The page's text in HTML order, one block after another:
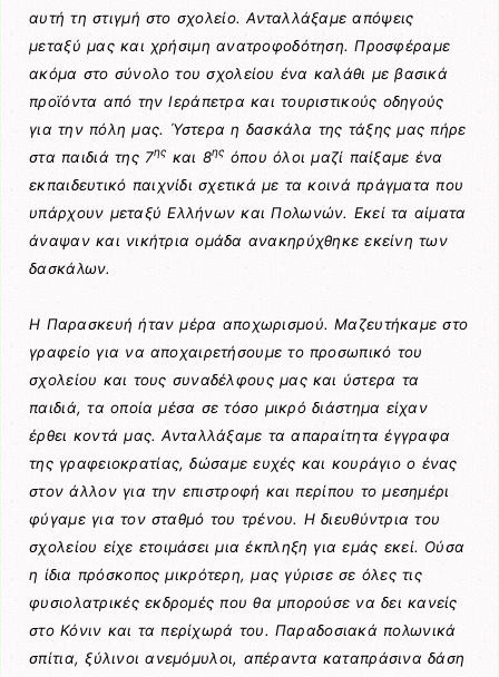
αυτή τη στιγμή στο σχολείο. Ανταλλάξαμε απόψεις
μεταξύ μας και χρήσιμη ανατροφοδότηση. Προσφέραμε
ακόμα στο σύνολο του σχολείου ένα καλάθι με βασικά
προϊόντα από την Ιεράπετρα και τουριστικούς οδηγούς
για την πόλη μας. Ύστερα η δασκάλα της τάξης μας πήρε
στα παιδιά της 7ης και 8ης όπου όλοι μαζί παίξαμε ένα
εκπαιδευτικό παιχνίδι σχετικά με τα κοινά πράγματα που
υπάρχουν μεταξύ Ελλήνων και Πολωνών. Εκεί τα αίματα
άναψαν και νικήτρια ομάδα ανακηρύχθηκε εκείνη των
δασκάλων.
Η Παρασκευή ήταν μέρα αποχωρισμού. Μαζευτήκαμε στο
γραφείο για να αποχαιρετήσουμε το προσωπικό του
σχολείου και τους συναδέλφους μας και ύστερα τα
παιδιά, τα οποία μέσα σε τόσο μικρό διάστημα είχαν
έρθει κοντά μας. Ανταλλάξαμε τα απαραίτητα έγγραφα
της γραφειοκρατίας, δώσαμε ευχές και κουράγιο ο ένας
στον άλλον για την επιστροφή και περίπου το μεσημέρι
φύγαμε για τον σταθμό του τρένου. Η διευθύντρια του
σχολείου είχε ετοιμάσει μια έκπληξη για εμάς εκεί. Ούσα
η ίδια πρόσκοπος μικρότερη, μας γύρισε σε όλες τις
φυσιολατρικές εκδρομές που θα μπορούσε να δει κανείς
στο Κόνιν και τα περίχωρά του. Παραδοσιακά πολωνικά
σπίτια, ξύλινοι ανεμόμυλοι, απέραντα καταπράσινα δάση